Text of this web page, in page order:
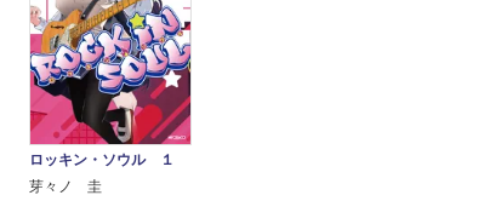
ロッキン・ソウル １
芽々ノ 圭